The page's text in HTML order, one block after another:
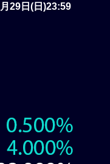
29日(日)23:59